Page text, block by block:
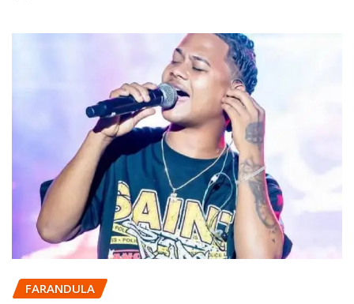
FARANDULA